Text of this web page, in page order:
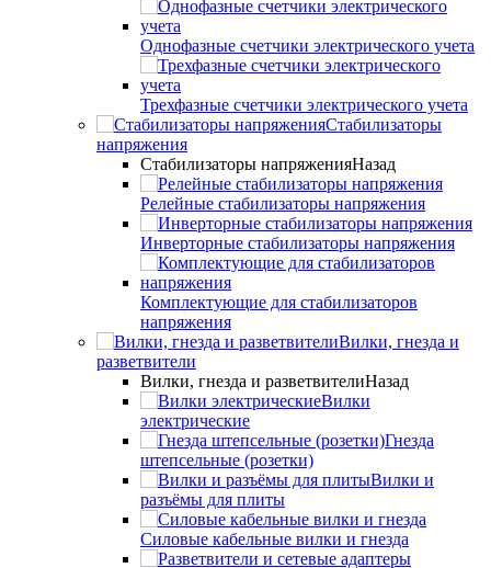
Однофазные счетчики электрического учета
Трехфазные счетчики электрического учета
Стабилизаторы
напряжения
Стабилизаторы напряженияНазад
Релейные стабилизаторы напряжения
Инверторные стабилизаторы напряжения
Комплектующие для стабилизаторов
напряжения
Вилки, гнезда и
разветвители
Вилки, гнезда и разветвителиНазад
Вилки
электрические
Гнезда
штепсельные (розетки)
Вилки и
разъёмы для плиты
Силовые кабельные вилки и гнезда